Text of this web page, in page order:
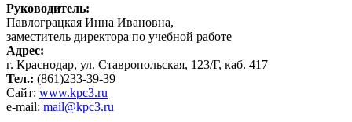
Руководитель:
Павлограцкая Инна Ивановна,
заместитель директора по учебной работе
Адрес:
г. Краснодар, ул. Ставропольская, 123/Г, каб. 417
Тел.: (861)233-39-39
Сайт: www.kpc3.ru
e-mail: mail@kpc3.ru